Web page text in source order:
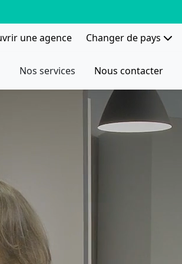
une agence Changer de pays
Nos services Nous contacter